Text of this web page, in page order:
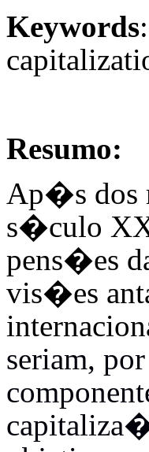
Keywords
Resumo:
Ap�s dos
s�culo
pens�es
vis�es
seriam,